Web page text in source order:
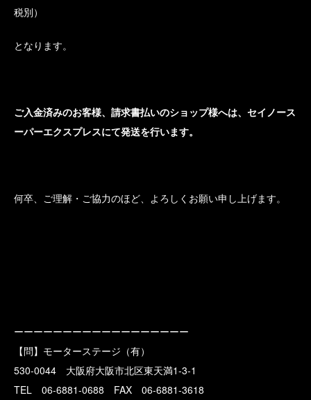
税別）
となります。
ご入金済みのお客様、請求書払いのショップ様へは、セイノース
ーパーエクスプレスにて発送を行います。
何卒、ご理解・ご協力のほど、よろしくお願い申し上げます。
ーーーーーーーーーーーーーーーーーー
【問】モーターステージ（有）
530-0044 大阪府大阪市北区東天満1-3-1
TEL 06-6881-0688 FAX 06-6881-3618